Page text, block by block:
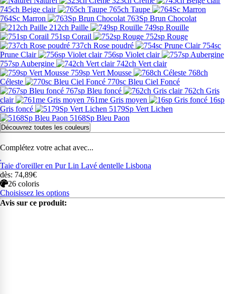
745ch Beige clair
765ch Taupe
764Sc Marron
763Sp Brun Chocolat
212ch Paille
749sp Rouille
751sp Corail
752sp Rouge
737ch Rose poudré
754sc
Prune Clair
756sp Violet clair
757sp Aubergine
742ch Vert clair
759sp Vert Mousse
768ch
Céleste
770sc Bleu Ciel Foncé
767sp Bleu foncé
762ch Gris
clair
761me Gris moyen
16sp
Gris foncé
5179Sp Vert Lichen
5168Sp Bleu Paon
Découvrez toutes les couleurs
Complétez votre achat avec...
Taie d'oreiller en Pur Lin Lavé dentelle Lisbona
dès: 74,89€
26 coloris
Choisissez les options
Avis sur ce produit: